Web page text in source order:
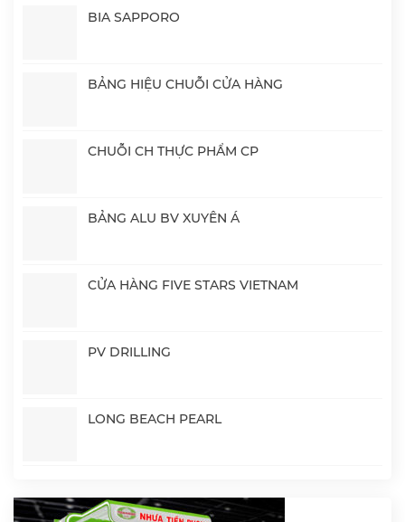
BIA SAPPORO
BẢNG HIỆU CHUỖI CỬA HÀNG
CHUỖI CH THỰC PHẨM CP
BẢNG ALU BV XUYÊN Á
CỬA HÀNG FIVE STARS VIETNAM
PV DRILLING
LONG BEACH PEARL